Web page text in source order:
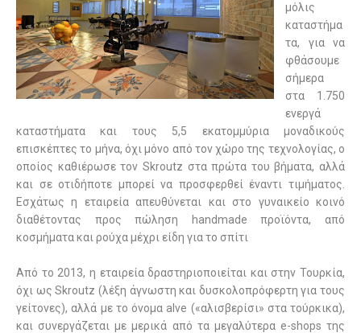
μόλις
καταστήμα
τα, για να
φθάσουμε
σήμερα
στα 1.750
ενεργά
καταστήματα και τους 5,5 εκατομμύρια μοναδικούς
επισκέπτες το μήνα, όχι μόνο από τον χώρο της τεχνολογίας, ο
οποίος καθιέρωσε τον Skroutz στα πρώτα του βήματα, αλλά
και σε οτιδήποτε μπορεί να προσφερθεί έναντι τιμήματος.
Εσχάτως η εταιρεία απευθύνεται και στο γυναικείο κοινό
διαθέτοντας προς πώληση handmade προϊόντα, από
κοσμήματα και ρούχα μέχρι είδη για το σπίτι
Από το 2013, η εταιρεία δραστηριοποιείται και στην Τουρκία,
όχι ωςSkroutz (λέξη άγνωστη και δυσκολοπρόφερτη για τους
γείτονες), αλλά με το όνομα alve («αλισβερίσι» στα τούρκικα),
και συνεργάζεται με μερικά από τα μεγαλύτερα e-shops της